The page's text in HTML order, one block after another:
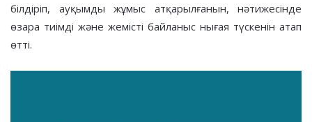
білдіріп, ауқымды жұмыс атқарылғанын, нәтижесінде
өзара тиімді және жемісті байланыс нығая түскенін атап
өтті.